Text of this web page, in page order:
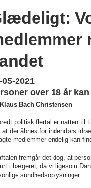
05-2021
over 18 år
Bach Christensen
politisk flertal er natten til
at der åbnes for indendørs
medlemmer endelig kan
fremgår det dog, at
i bægeret, da vi ligesom
sundhedsoplysninger.